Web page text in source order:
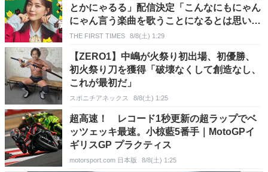
とかにゃるる」配信決定「こんなにもにゃん
にゃん言う楽曲を歌うことになるとは思いま
せんでした。笑」
THE FIRST TIMES 8/8(土) 1:29
【ZERO1】中嶋が火祭り初出場、初優勝、
初火祭り刀を獲得「破壊なくして創造なし、
これが最初だ」
スポニチアネックス 8/8(土) 1:25
超高速！ レコード1秒更新の超ラップでベ
ッツェッキ最速。小椋藍5番手｜MotoGPイ
ギリスGP プラクティス
motorsport.com 日本版 8/8(土) 1:25